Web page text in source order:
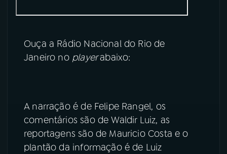
Ouça a Rádio Nacional do Rio de
Janeiro no playerabaixo:
A narração é de Felipe Rangel, os
comentários são de Waldir Luiz, as
reportagens são de Mauricio Costa e o
plantão da informação é de Luiz